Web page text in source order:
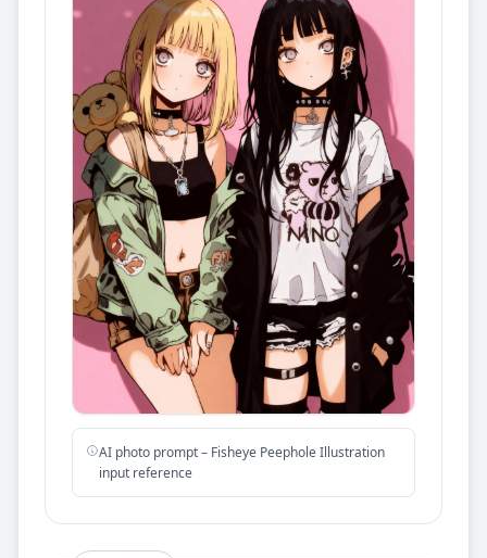
AI photo prompt – Fisheye Peephole Illustration
input reference